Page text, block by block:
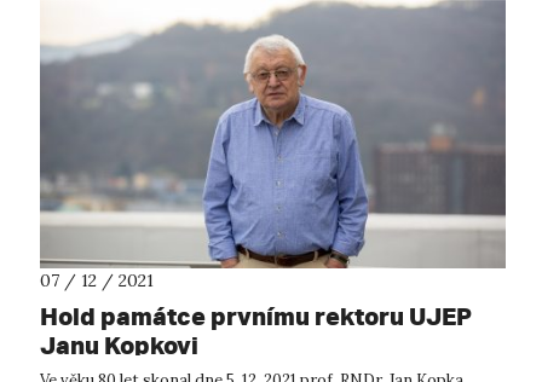
07 / 12 / 2021
Hold památce prvnímu rektoru UJEP
Janu Kopkovi